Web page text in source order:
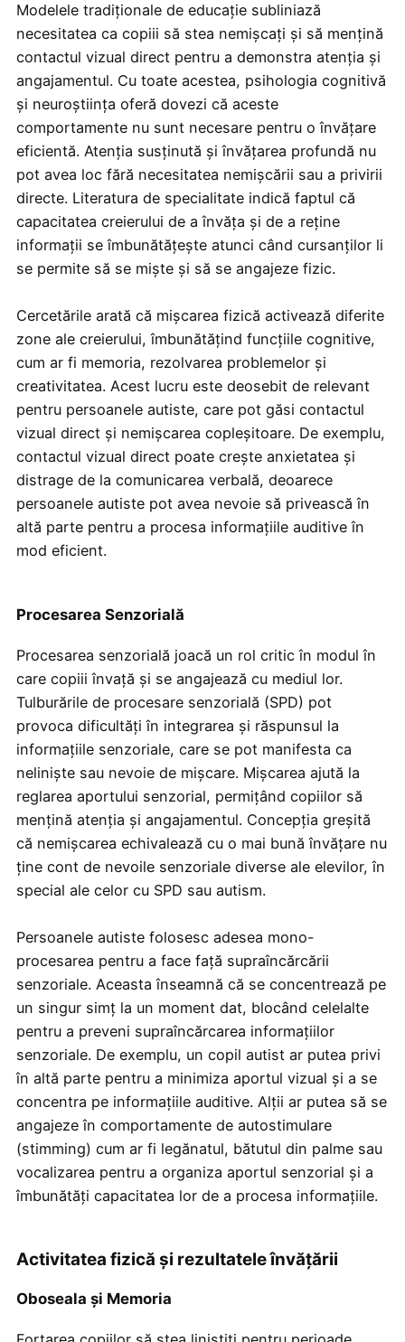
Modelele tradiționale de educație subliniază
necesitatea ca copiii să stea nemișcați și să mențină
contactul vizual direct pentru a demonstra atenția și
angajamentul. Cu toate acestea, psihologia cognitivă
și neuroștiința oferă dovezi că aceste
comportamente nu sunt necesare pentru o învățare
eficientă. Atenția susținută și învățarea profundă nu
pot avea loc fără necesitatea nemișcării sau a privirii
directe. Literatura de specialitate indică faptul că
capacitatea creierului de a învăța și de a reține
informații se îmbunătățește atunci când cursanților li
se permite să se miște și să se angajeze fizic.
Cercetările arată că mișcarea fizică activează diferite
zone ale creierului, îmbunătățind funcțiile cognitive,
cum ar fi memoria, rezolvarea problemelor și
creativitatea. Acest lucru este deosebit de relevant
pentru persoanele autiste, care pot găsi contactul
vizual direct și nemișcarea copleșitoare. De exemplu,
contactul vizual direct poate crește anxietatea și
distrage de la comunicarea verbală, deoarece
persoanele autiste pot avea nevoie să privească în
altă parte pentru a procesa informațiile auditive în
mod eficient.
Procesarea Senzorială
Procesarea senzorială joacă un rol critic în modul în
care copiii învață și se angajează cu mediul lor.
Tulburările de procesare senzorială (SPD) pot
provoca dificultăți în integrarea și răspunsul la
informațiile senzoriale, care se pot manifesta ca
neliniște sau nevoie de mișcare. Mișcarea ajută la
reglarea aportului senzorial, permițând copiilor să
mențină atenția și angajamentul. Concepția greșită
că nemișcarea echivalează cu o mai bună învățare nu
ține cont de nevoile senzoriale diverse ale elevilor, în
special ale celor cu SPD sau autism.
Persoanele autiste folosesc adesea mono-
procesarea pentru a face față supraîncărcării
senzoriale. Aceasta înseamnă că se concentrează pe
un singur simț la un moment dat, blocând celelalte
pentru a preveni supraîncărcarea informațiilor
senzoriale. De exemplu, un copil autist ar putea privi
în altă parte pentru a minimiza aportul vizual și a se
concentra pe informațiile auditive. Alții ar putea să se
angajeze în comportamente de autostimulare
(stimming) cum ar fi legănatul, bătutul din palme sau
vocalizarea pentru a organiza aportul senzorial și a
îmbunătăți capacitatea lor de a procesa informațiile.
Activitatea fizică și rezultatele învățării
Oboseala și Memoria